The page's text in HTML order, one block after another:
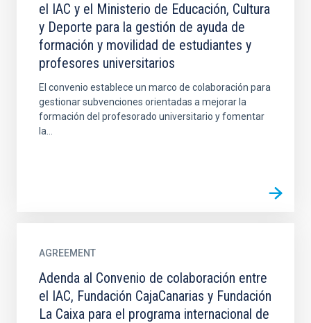
el IAC y el Ministerio de Educación, Cultura
y Deporte para la gestión de ayuda de
formación y movilidad de estudiantes y
profesores universitarios
El convenio establece un marco de colaboración para
gestionar subvenciones orientadas a mejorar la
formación del profesorado universitario y fomentar
la...
AGREEMENT
Adenda al Convenio de colaboración entre
el IAC, Fundación CajaCanarias y Fundación
La Caixa para el programa internacional de